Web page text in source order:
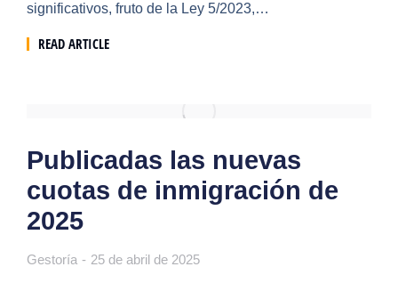
significativos, fruto de la Ley 5/2023,…
READ ARTICLE
Publicadas las nuevas
cuotas de inmigración de
2025
Gestoría 25 de abril de 2025